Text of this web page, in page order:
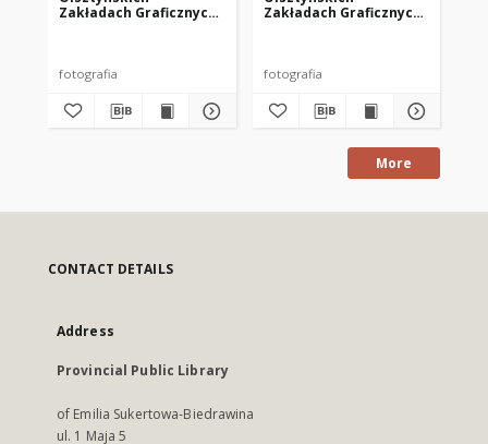
Zakładach Graficznych.
fotografia
Zakładach Graficznych.
fotografia
More
CONTACT DETAILS
Address
Provincial Public Library
of Emilia Sukertowa-Biedrawina
ul. 1 Maja 5